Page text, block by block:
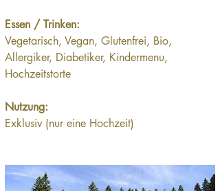
Essen / Trinken:
Vegetarisch, Vegan, Glutenfrei, Bio,
Allergiker, Diabetiker, Kindermenu,
Hochzeitstorte
Nutzung:
Exklusiv (nur eine Hochzeit)